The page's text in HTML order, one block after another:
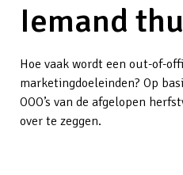
Iemand
Hoe vaak wordt een out-of-
marketingdoeleinden? Op
OOO’s van de afgelopen
over te zeggen.